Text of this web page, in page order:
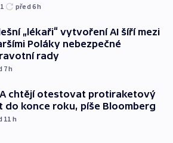
před 6h
„lékaři“ vytvoření AI šíří mezi
Poláky nebezpečné
rady
7h
chtějí otestovat protiraketový
do konce roku, píše Bloomberg
11 h